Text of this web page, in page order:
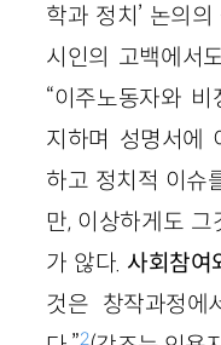
학과 정치’ 논의
시인의 고백에서
“이주노동자와
지하며 성명서에
하고 정치적 이슈
만, 이상하게도
가 않다. 사회참여
것은 창작과정에
2